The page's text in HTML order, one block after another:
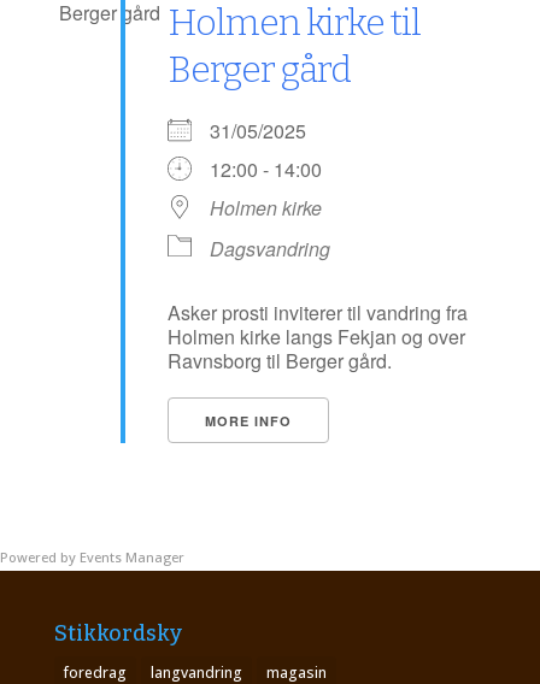
Holmen kirke til
Berger gård
31/05/2025
12:00 - 14:00
Holmen kirke
Dagsvandring
Asker prosti inviterer til vandring fra
Holmen kirke langs Fekjan og over
Ravnsborg til Berger gård.
MORE INFO
Powered by Events Manager
Stikkordsky
foredrag langvandring
magasin